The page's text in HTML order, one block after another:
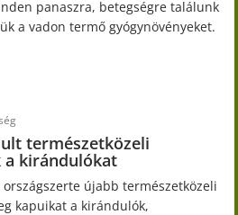
panaszra, betegségre találunk
a vadon termő gyógynövényeket.
természetközeli
a kirándulókat
újabb természetközeli
kapuikat a kirándulók,